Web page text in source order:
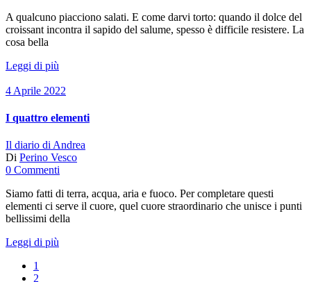
A qualcuno piacciono salati. E come darvi torto: quando il dolce del
croissant incontra il sapido del salume, spesso è difficile resistere. La
cosa bella
Leggi di più
4 Aprile 2022
I quattro elementi
Il diario di Andrea
Di Perino Vesco
0 Commenti
Siamo fatti di terra, acqua, aria e fuoco. Per completare questi
elementi ci serve il cuore, quel cuore straordinario che unisce i punti
bellissimi della
Leggi di più
1
2